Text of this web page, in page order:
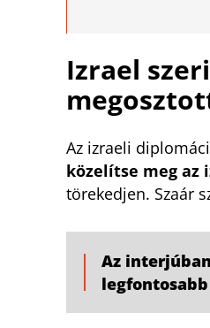
Izrael
Az izraeli
közelítse meg az
törekedjen. Szaár
Az